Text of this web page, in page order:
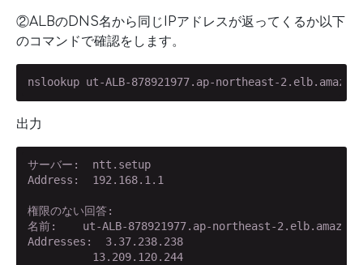
②ALBのDNS名から同じIPアドレスが返ってくるか以下
のコマンドで確認をします。
nslookup ut-ALB-878921977.ap-northeast-
出力
サーバー:  ntt.setup
Address:  192.168.1.1
権限のない回答:
名前:    ut-ALB-878921977.ap-northeast-
Addresses:  3.37.238.238
          13.209.120.244